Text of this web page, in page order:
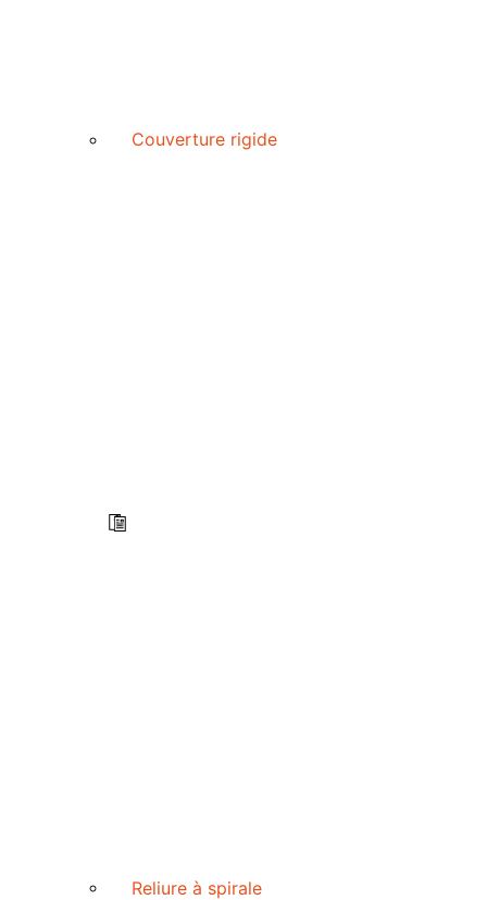
Couverture rigide
Reliure à spirale